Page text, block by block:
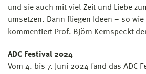
und sie auch mit viel Zeit und Liebe
umsetzen. Dann fliegen Ideen – so wie
kommentiert Prof. Björn Kernspeckt
ADC Festival 2024
Vom 4. bis 7. Juni 2024 fand das ADC